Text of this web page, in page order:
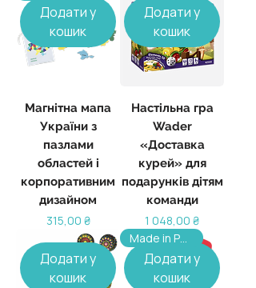
Додати у
кошик
Магнітна мапа
України з
пазлами
областей і
корпоративним
дизайном
Ціна
315,00 ₴
Додати у
кошик
Настільна гра
Wader
«Доставка
курей» для
подарунків дітям
команди
Ціна
1 048,00 ₴
Додати у
кошик
Додати у
кошик
Made in Poland, від 100 шт